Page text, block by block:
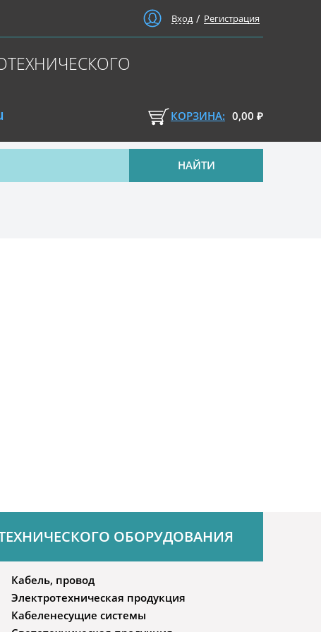
Вход / Регистрация
КОРЗИНА: 0,00 ₽
НАЙТИ
ОБОРУДОВАНИЯ
Кабель, провод
Электротехническая продукция
Кабеленесущие системы